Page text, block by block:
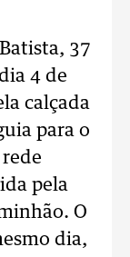
37
4 de
calçada
para o
pela
O
dia,